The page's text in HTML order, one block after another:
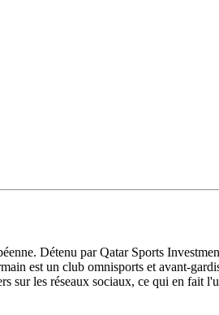
Détenu par Qatar Sports
est un club omnisports et avant-
sur les réseaux sociaux, ce qui en fait